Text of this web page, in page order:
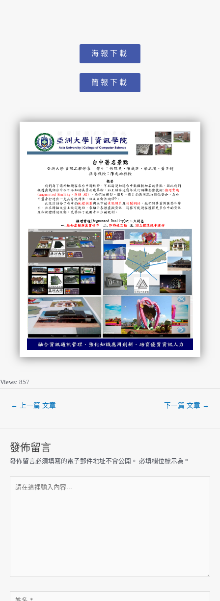
海報下載
簡報下載
Views: 857
← 上一篇 文章 下一篇 文章 →
發佈留言
發佈留言必須填寫的電子郵件地址不會公開。 必填欄位標示為 *